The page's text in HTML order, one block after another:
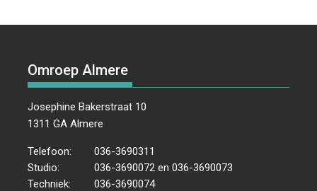
Omroep Almere
Josephine Bakerstraat 10
1311 GA Almere
Telefoon:
036-3690311
Studio:
036-3690072 en 036-3690073
Techniek:
036-3690074